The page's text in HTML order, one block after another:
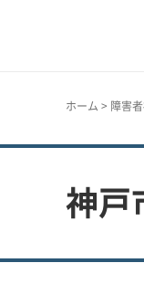
ホーム > 障害
神戸